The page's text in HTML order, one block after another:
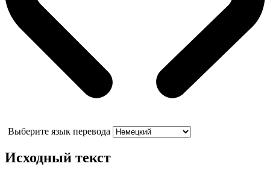
Выберите язык перевода
Исходный текст